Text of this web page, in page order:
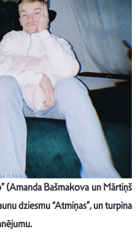
(Amanda Bašmakova un Mārtiņš
dziesmu “Atmiņas”, un turpina